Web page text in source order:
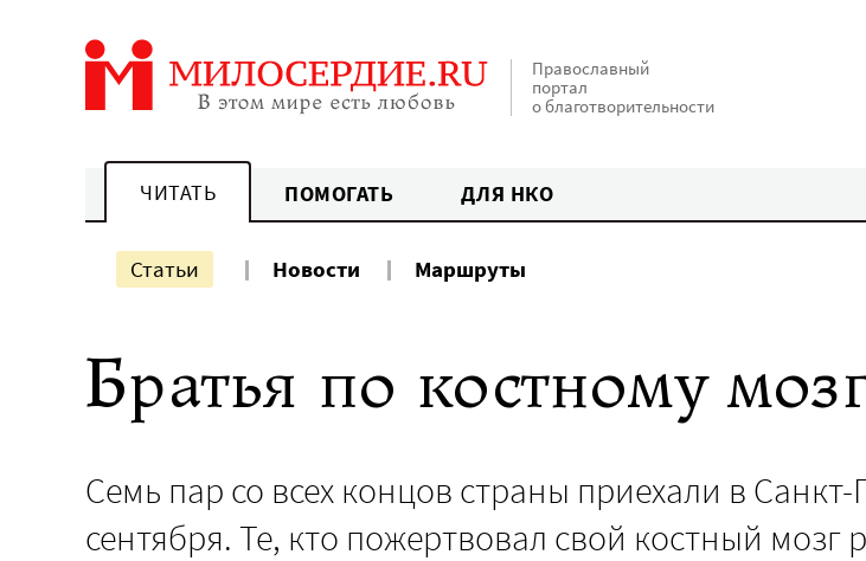
Православный
портал
о благотворительности
ЧИТАТЬ ПОМОГАТЬ ДЛЯ НКО
Статьи Новости Маршруты
Братья по костному
Семь пар со всех концов страны приехали в Санкт-
сентября. Те, кто пожертвовал свой костный мозг